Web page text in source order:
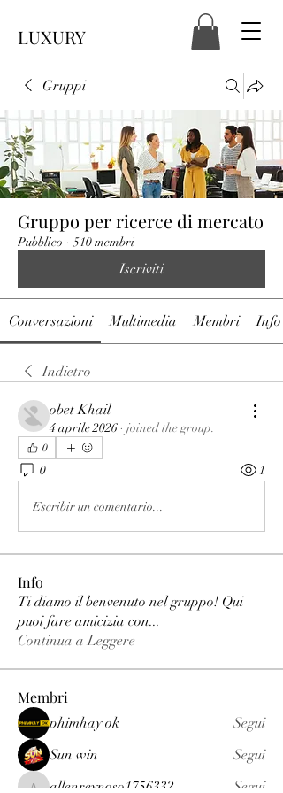
LUXURY
Gruppi
Gruppo per ricerce di mercato
Pubblico · 510 membri
Iscriviti
Conversazioni Multimedia Membri Info
Indietro
obet Khail
4 aprile 2026 · joined the group.
0
0 1
Escribir un comentario...
Info
Ti diamo il benvenuto nel gruppo! Qui
puoi fare amicizia con...
Continua a Leggere
Membri
phimhay ok
Segui
Sun win
Segui
allenreynoso1756332 Segui